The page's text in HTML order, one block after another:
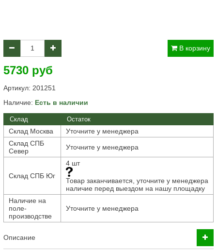
В корзину
5730 руб
Артикул: 201251
Наличие: Есть в наличии
Склад Остаток
Склад Москва
Уточните у менеджера
Склад СПБ
Север
Уточните у менеджера
Склад СПБ Юг
4 шт
Товар заканчивается, уточните у менеджера
наличие перед выездом на нашу площадку
Наличие на
поле-
производстве
Уточните у менеджера
Описание